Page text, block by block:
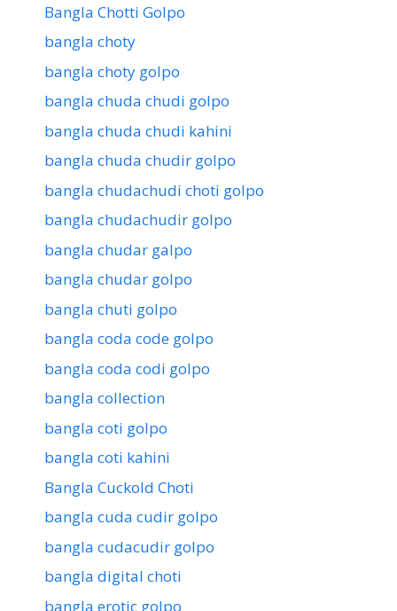
Bangla Chotti Golpo
bangla choty
bangla choty golpo
bangla chuda chudi golpo
bangla chuda chudi kahini
bangla chuda chudir golpo
bangla chudachudi choti golpo
bangla chudachudir golpo
bangla chudar galpo
bangla chudar golpo
bangla chuti golpo
bangla coda code golpo
bangla coda codi golpo
bangla collection
bangla coti golpo
bangla coti kahini
Bangla Cuckold Choti
bangla cuda cudir golpo
bangla cudacudir golpo
bangla digital choti
bangla erotic golpo